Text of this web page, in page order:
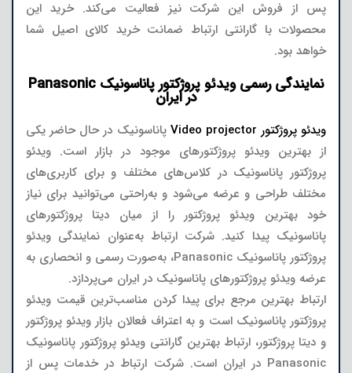
پس از فروش این شرکت نیز فعالیت می‌کند. خرید این
محصولات با گارانتی ارتباط ضمانت خرید کالای اصیل شما
خواهد بود.
نمایندگی رسمی ویدئو پروژکتور پاناسونیک Panasonic
در ایران
ویدئو پروژکتور Video projector
پاناسونیک در حال حاضر یکی
از بهترین ویدئو پروژکتورهای موجود در بازار است. ویدئو
پروژکتور پاناسونیک در کلاس‌های مختلف و برای کاربری‌های
مختلف طراحی و عرضه می‌شود و به‌راحتی می‌توانید برای نیاز
خود بهترین ویدئو پروژکتور را از میان دیتا پروژکتورهای
پاناسونیک پیدا کنید. شرکت ارتباط به‌عنوان نمایندگی ویدئو
پروژکتور پاناسونیک Panasonic، به‌صورت رسمی و انحصاری به
عرضه ویدئو پروژکتورهای پاناسونیک در ایران می‌پردازد.
ارتباط بهترین مرجع برای پیدا کردن مناسب‌ترین قیمت ویدئو
پروژکتور پاناسونیک است و به اعتراف فعالان بازار ویدئو پروژکتور
و دیتا پروژکتور، ارتباط بهترین گارانتی ویدئو پروژکتور پاناسونیک
Panasonic در ایران است. شرکت ارتباط در خدمات پس از